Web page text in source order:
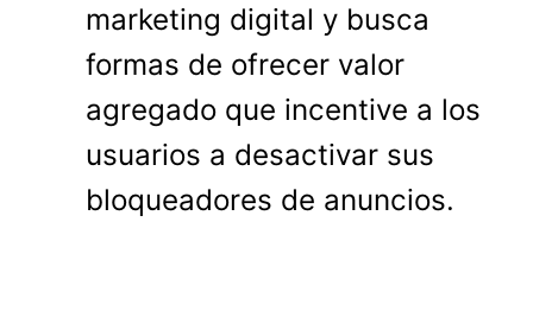
marketing digital y busca
formas de ofrecer valor
agregado que incentive a los
usuarios a desactivar sus
bloqueadores de anuncios.